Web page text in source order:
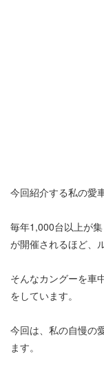
今回紹介する私の愛
毎年1,000台以上が
が開催されるほど、
そんなカングーを車
をしています。
今回は、私の自慢の
ます。